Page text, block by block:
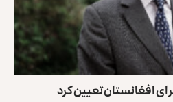
افغانستان تعیین کرد